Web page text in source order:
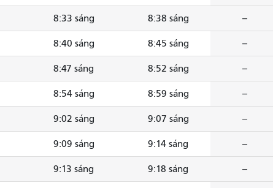
8:33 sáng 8:38 sáng --
8:40 sáng 8:45 sáng --
8:47 sáng 8:52 sáng --
8:54 sáng 8:59 sáng --
9:02 sáng 9:07 sáng --
9:09 sáng 9:14 sáng --
9:13 sáng 9:18 sáng --